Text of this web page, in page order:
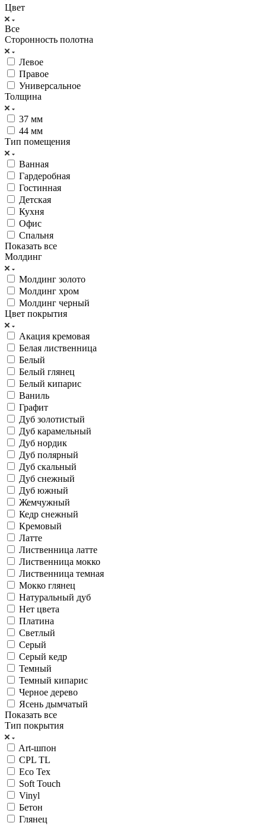
Цвет
Все
Сторонность полотна
Левое
Правое
Универсальное
Толщина
37 мм
44 мм
Тип помещения
Ванная
Гардеробная
Гостинная
Детская
Кухня
Офис
Спальня
Показать все
Молдинг
Молдинг золото
Молдинг хром
Молдинг черный
Цвет покрытия
Акация кремовая
Белая лиственница
Белый
Белый глянец
Белый кипарис
Ваниль
Графит
Дуб золотистый
Дуб карамельный
Дуб нордик
Дуб полярный
Дуб скальный
Дуб снежный
Дуб южный
Жемчужный
Кедр снежный
Кремовый
Латте
Лиственница латте
Лиственница мокко
Лиственница темная
Мокко глянец
Натуральный дуб
Нет цвета
Платина
Светлый
Серый
Серый кедр
Темный
Темный кипарис
Черное дерево
Ясень дымчатый
Показать все
Тип покрытия
Art-шпон
CPL TL
Eco Tex
Soft Touch
Vinyl
Бетон
Глянец